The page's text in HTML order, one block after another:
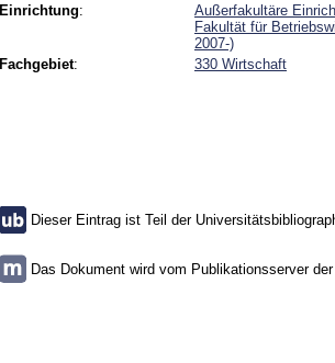
Einrichtung:
Außerfakultäre
Fakultät für
2007-)
Fachgebiet: 330 Wirtschaft
Dieser Eintrag ist Teil der
Das Dokument wird vom Publikationsserver